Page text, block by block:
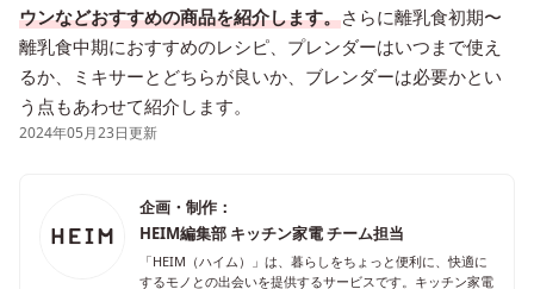
ウンなどおすすめの商品を紹介します。さらに離乳食初期〜
離乳食中期におすすめのレシピ、プレンダーはいつまで使え
るか、ミキサーとどちらが良いか、ブレンダーは必要かとい
う点もあわせて紹介します。
2024年05月23日更新
企画・制作：
HEIM編集部 キッチン家電 チーム担当
「HEIM（ハイム）」は、暮らしをちょっと便利に、快適に
するモノとの出会いを提供するサービスです。キッチン家電